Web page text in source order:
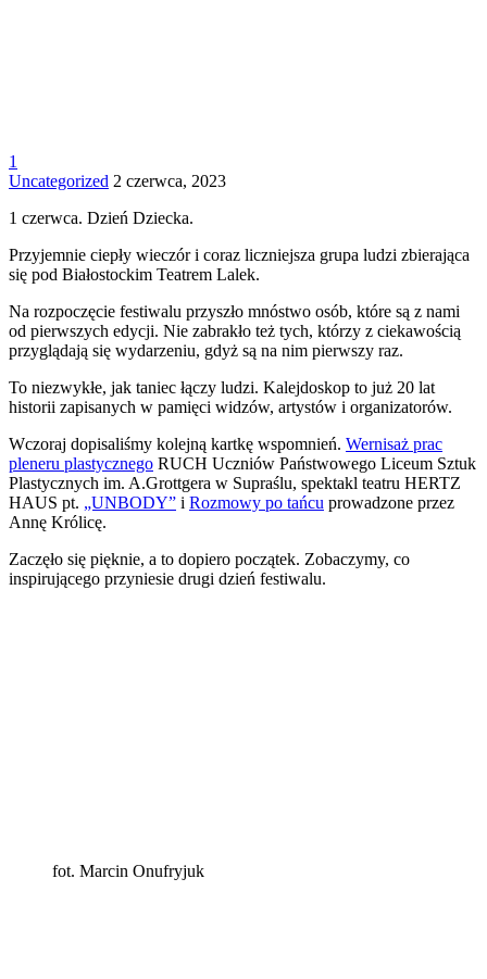
1
Uncategorized 2 czerwca, 2023
1 czerwca. Dzień Dziecka.
Przyjemnie ciepły wieczór i coraz liczniejsza grupa ludzi zbierająca
się pod Białostockim Teatrem Lalek.
Na rozpoczęcie festiwalu przyszło mnóstwo osób, które są z nami
od pierwszych edycji. Nie zabrakło też tych, którzy z ciekawością
przyglądają się wydarzeniu, gdyż są na nim pierwszy raz.
To niezwykłe, jak taniec łączy ludzi. Kalejdoskop to już 20 lat
historii zapisanych w pamięci widzów, artystów i organizatorów.
Wczoraj dopisaliśmy kolejną kartkę wspomnień. Wernisaż prac
pleneru plastycznego RUCH Uczniów Państwowego Liceum Sztuk
Plastycznych im. A.Grottgera w Supraślu, spektakl teatru HERTZ
HAUS pt. „UNBODY” i Rozmowy po tańcu prowadzone przez
Annę Królicę.
Zaczęło się pięknie, a to dopiero początek. Zobaczymy, co
inspirującego przyniesie drugi dzień festiwalu.
fot. Marcin Onufryjuk